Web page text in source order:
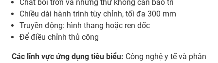
Chất bôi trơn và những thứ không cần bảo trì
Chiều dài hành trình tùy chỉnh, tối đa 300 mm
Truyền động: hình thang hoặc ren dốc
Để điều chỉnh thủ công
Các lĩnh vực ứng dụng tiêu biểu: Công nghệ y tế và phân